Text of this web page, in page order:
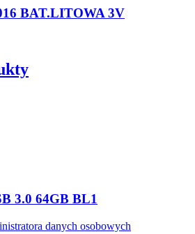
BAT.LITOWA 3V
3.0 64GB BL1
danych osobowych